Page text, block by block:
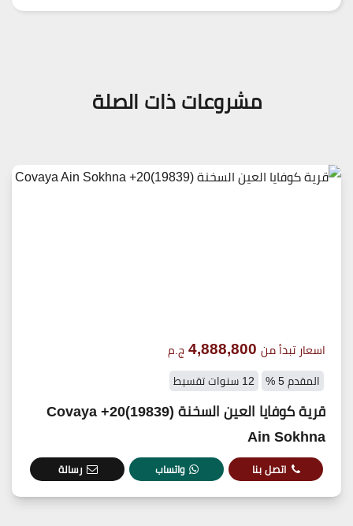
مشروعات ذات الصلة
اسعار تبدأ من 4,888,800 ج.م
المقدم 5 % 12 سنوات تقسيط
قرية كوفايا العين السخنة (19839)20+ Covaya
Ain Sokhna
اتصل بنا واتساب رسالة